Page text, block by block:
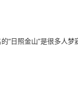
日照金山”是很多人梦